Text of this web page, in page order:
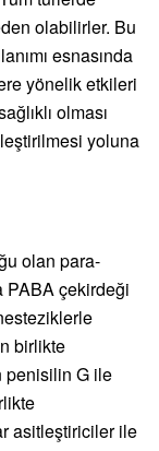
olabilirler. Bu
esnasında
yönelik etkileri
olması
yoluna
olan para-
PABA çekirdeği
birlikte
penisilin G ile
asitleştiriciler ile